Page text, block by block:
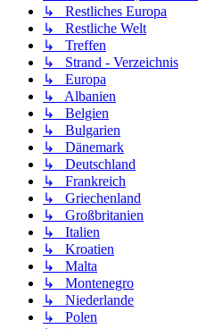
↳ Restliches Europa
↳ Restliche Welt
↳ Treffen
↳ Strand - Verzeichnis
↳ Europa
↳ Albanien
↳ Belgien
↳ Bulgarien
↳ Dänemark
↳ Deutschland
↳ Frankreich
↳ Griechenland
↳ Großbritanien
↳ Italien
↳ Kroatien
↳ Malta
↳ Montenegro
↳ Niederlande
↳ Polen